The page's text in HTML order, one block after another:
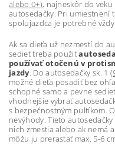
alebo 0+), najneskôr do
autosedačky. Pri umiestnení
spolujazdca je potrebné
Ak sa dieťa už nezmestí do
sedieť treba použiť
používať otočenú v
jazdy. Do autosedačky sk. 1 (
možné dieťa posadiť bez
schopné samo a pevne
vhodnejšie vybrať
s bezpečnostným pultíkom.
nevýhody. Tieto
nich zmestia alebo ak nemá
môžu ju prerastať max. 5-6